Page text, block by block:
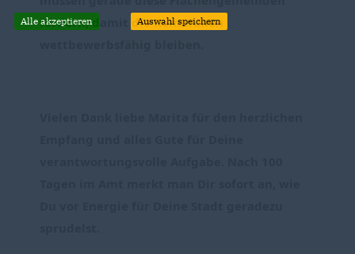
fördern, damit die Kommunen
Alle akzeptieren Auswahl speichern